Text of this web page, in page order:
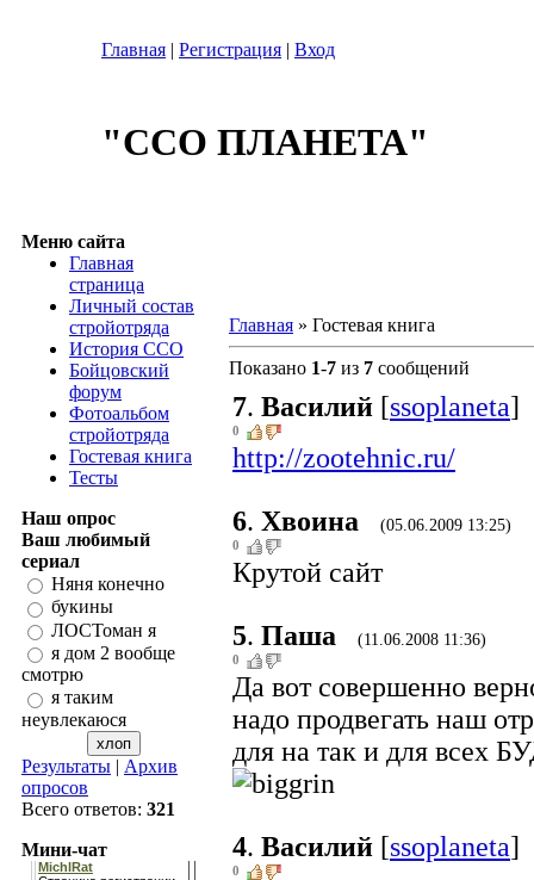
Главная | Регистрация | Вход
"ССО ПЛАНЕТА"
Меню сайта
Главная
страница
Личный состав
стройотряда
История ССО
Бойцовский
форум
Фотоальбом
стройотряда
Гостевая книга
Тесты
Наш опрос
Ваш любимый
сериал
Няня конечно
букины
ЛОСТоман я
я дом 2 вообще
смотрю
я таким
неувлекаюся
Результаты | Архив
опросов
Всего ответов: 321
Мини-чат
Главная » Гостевая книга
Показано 1-7 из 7 сообщений
7. Василий [ssoplaneta]
0
http://zootehnic.ru/
6. Хвоина (05.06.2009 13:25)
0
Крутой сайт
5. Паша (11.06.2008 11:36)
0
Да вот совершенно
надо продвегать наш
для на так и для всех
4. Василий [ssoplaneta]
0